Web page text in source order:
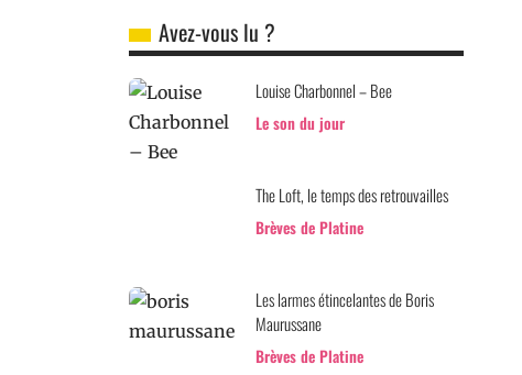
Avez-vous lu ?
Louise Charbonnel – Bee
Le son du jour
The Loft, le temps des retrouvailles
Brèves de Platine
Les larmes étincelantes de Boris
Maurussane
Brèves de Platine